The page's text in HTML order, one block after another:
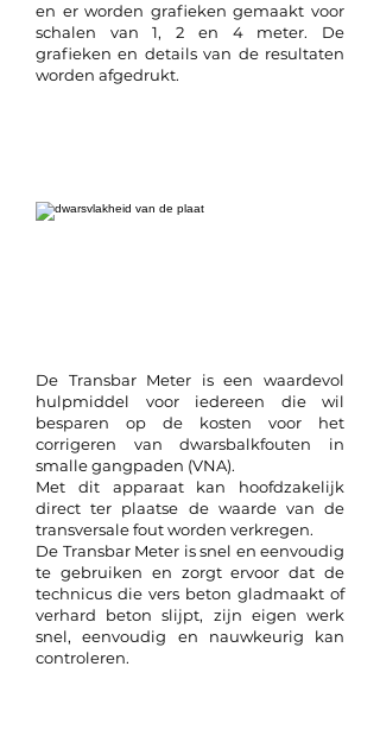
en er worden grafieken gemaakt voor
schalen van 1, 2 en 4 meter. De
grafieken en details van de resultaten
worden afgedrukt.
De Transbar Meter is een waardevol
hulpmiddel voor iedereen die wil
besparen op de kosten voor het
corrigeren van dwarsbalkfouten in
smalle gangpaden (VNA).
Met dit apparaat kan hoofdzakelijk
direct ter plaatse de waarde van de
transversale fout worden verkregen.
De Transbar Meter is snel en eenvoudig
te gebruiken en zorgt ervoor dat de
technicus die vers beton gladmaakt of
verhard beton slijpt, zijn eigen werk
snel, eenvoudig en nauwkeurig kan
controleren.